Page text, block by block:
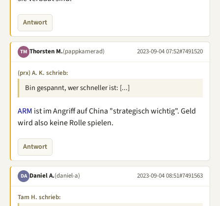
Antwort
TM Thorsten M.(pappkamerad) 2023-09-04 07:52#7491520
(prx) A. K. schrieb:
Bin gespannt, wer schneller ist: [...]
ARM ist im Angriff auf China "strategisch wichtig". Geld
wird also keine Rolle spielen.
Antwort
DA Daniel A.(daniel-a) 2023-09-04 08:51#7491563
Tam H. schrieb: